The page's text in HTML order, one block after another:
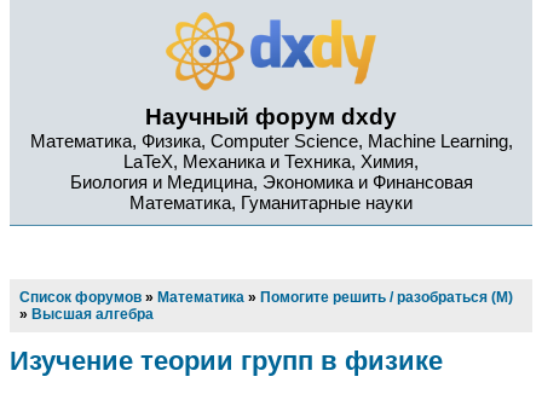
Научный форум dxdy
Математика, Физика, Computer Science, Machine Learning,
LaTeX, Механика и Техника, Химия,
Биология и Медицина, Экономика и Финансовая
Математика, Гуманитарные науки
Список форумов » Математика » Помогите решить / разобраться (М)
» Высшая алгебра
Изучение теории групп в физике